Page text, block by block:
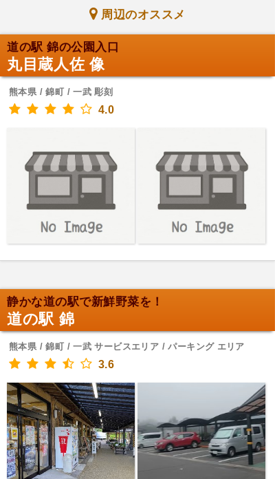
周辺のオススメ
道の駅 錦の公園入口
丸目蔵人佐 像
熊本県 / 錦町 / 一武 彫刻
4.0
静かな道の駅で新鮮野菜を！
道の駅 錦
熊本県 / 錦町 / 一武 サービスエリア / パーキング エリア
3.6